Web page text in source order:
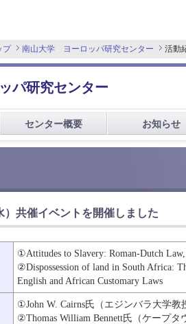
プ 南山大学 ヨーロッパ研究センター 活動
パ研究センター
センター概要 お知らせ
）共催イベントを開催しました
①Attitudes to Slavery: Roman-Dutch
②Dispossession of land in South Africa:
English and African Customary Laws
①John W. Cairns氏（エジンバラ大学教
②Thomas William Bennett氏（ケープタ